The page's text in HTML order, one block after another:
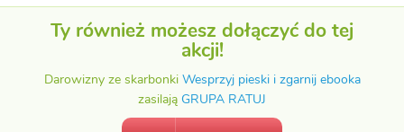
Ty również możesz dołączyć do tej
akcji!
Darowizny ze skarbonki Wesprzyj pieski i zgarnij ebooka
zasilają GRUPA RATUJ